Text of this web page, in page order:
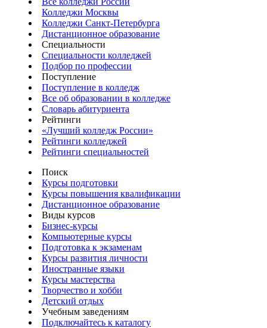
Колледжи Москвы
Колледжи Санкт-Петербурга
Дистанционное образование
Специальности
Специальности колледжей
Подбор по профессии
Поступление
Поступление в колледж
Все об образовании в колледже
Словарь абитуриента
Рейтинги
«Лучший колледж России»
Рейтинги колледжей
Рейтинги специальностей
Поиск
Курсы подготовки
Курсы повышения квалификации
Дистанционное образование
Виды курсов
Бизнес-курсы
Компьютерные курсы
Подготовка к экзаменам
Курсы развития личности
Иностранные языки
Курсы мастерства
Творчество и хобби
Детский отдых
Учебным заведениям
Подключайтесь к каталогу